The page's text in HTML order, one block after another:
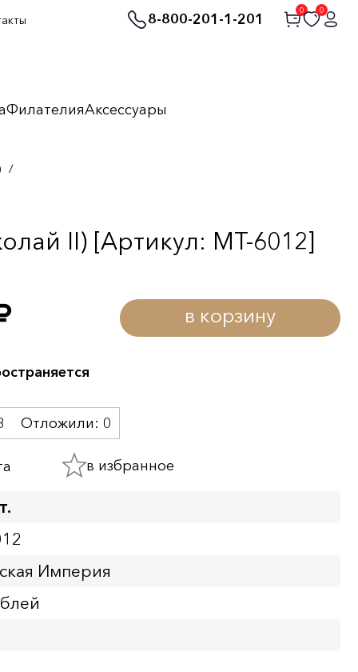
8-800-201-1-201
0 0
ФилателияАксессуары
/
II) [Артикул: MT-6012]
в корзину
Отложили: 0
в избранное
Империя